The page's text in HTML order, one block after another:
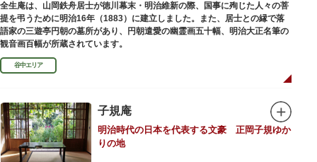
レンガ色のタイル張りの建物は、日本のモダニズム建築の巨匠・前川國男の
設計。
屋外には彫刻等の立体作品も展示されています。
全生庵は、山岡鉄舟居士が徳川幕末・明治維新の際、国事に殉じた人々の菩
提を弔うために明治16年（1883）に建立しました。また、居士との縁で落
語家の三遊亭円朝の墓所があり、円朝遣愛の幽霊画五十幅、明治大正名筆の
観音画百幅が所蔵されています。
谷中エリア
子規庵
明治時代の日本を代表する文豪 正岡子規ゆか
りの地